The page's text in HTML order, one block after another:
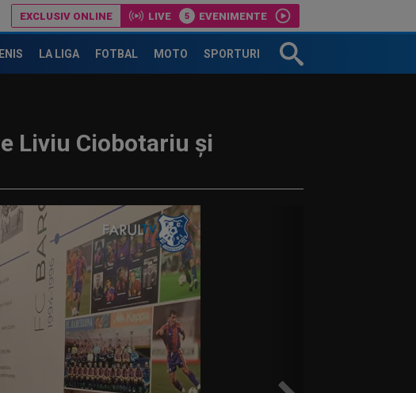
EXCLUSIV ONLINE LIVE EVENIMENTE
LA LIGA FOTBAL MOTO SPORTURI
Liviu Ciobotariu și
18:28
Cum l-a numit presa din Ungaria pe românul
care le-a adus victoria în Europa...
Prima reacție a lui Yan Diomande, după ce a
semnat cu Real Madrid